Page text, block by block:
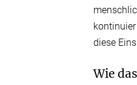
diese
Wie